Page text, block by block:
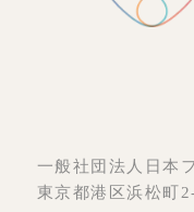
一般社団法人日本
東京都港区浜松町